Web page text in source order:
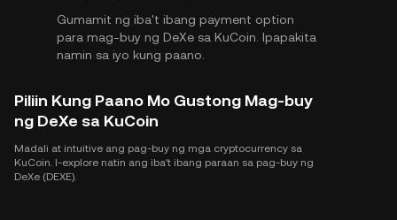
Gumamit ng iba't ibang payment option
para mag-buy ng DeXe sa KuCoin. Ipapakita
namin sa iyo kung paano.
Piliin Kung Paano Mo Gustong Mag-buy
ng DeXe sa KuCoin
Madali at intuitive ang pag-buy ng mga cryptocurrency sa
KuCoin. I-explore natin ang iba't ibang paraan sa pag-buy ng
DeXe (DEXE).